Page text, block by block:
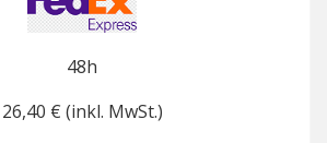
48h
26,40 € (inkl. MwSt.)